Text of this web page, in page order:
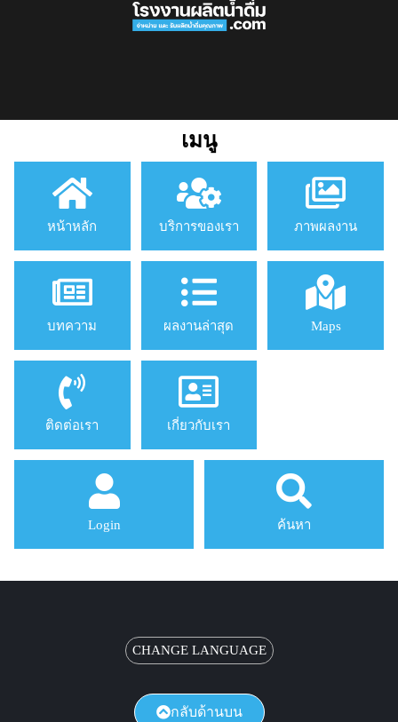
เมนู
หน้าหลัก บริการของเรา ภาพผลงาน
บทความ ผลงานล่าสุด Maps
ติดต่อเรา เกี่ยวกับเรา
Login ค้นหา
CHANGE LANGUAGE
กลับด้านบน